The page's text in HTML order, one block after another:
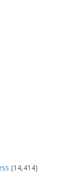
(14,414)